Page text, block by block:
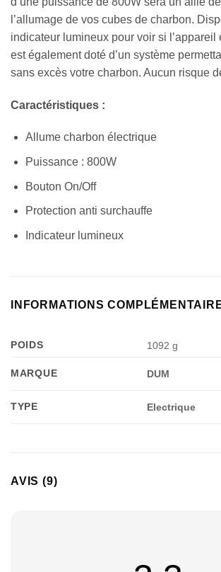
l’allumage de vos cubes de charbon.
indicateur lumineux pour voir si l’appareil
est également doté d’un système
sans excès votre charbon. Aucun risque
Caractéristiques :
Allume charbon électrique
Puissance : 800W
Bouton On/Off
Protection anti surchauffe
Indicateur lumineux
INFORMATIONS
POIDS 1092 g
MARQUE DUM
TYPE Electrique
AVIS (9)